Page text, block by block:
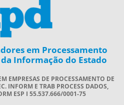
em Processamento
Informação do Estado
EMPRESAS DE PROCESSAMENTO DE
INFORM E TRAB PROCESS DADOS,
ESP I 55.537.666/0001-75